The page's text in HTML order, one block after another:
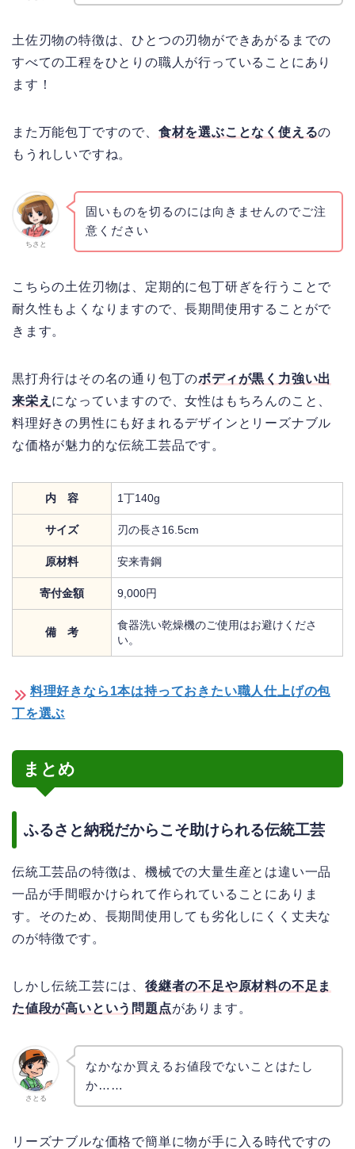
土佐刃物の特徴は、ひとつの刃物ができあがるまでの
すべての工程をひとりの職人が行っていることにあり
ます！
また万能包丁ですので、 食材を選ぶことなく使えるの
もうれしいですね。
ちさと
固いものを切るのには向きませんのでご注
意ください
こちらの土佐刃物は、定期的に包丁研ぎを行うことで
耐久性もよくなりますので、長期間使用することがで
きます。
黒打舟行はその名の通り包丁のボディが黒く力強い出
来栄え になっていますので、女性はもちろんのこと、
料理好きの男性にも好まれるデザインとリーズナブル
な価格が魅力的な伝統工芸品です。
内 容 1丁140g
サイズ 刃の長さ16.5cm
原材料 安来青鋼
寄付金額 9,000円
備 考
食器洗い乾燥機のご使用はお避けくださ
い。
料理好きなら1本は持っておきたい職人仕上げの包
丁を選ぶ
まとめ
ふるさと納税だからこそ助けられる伝統工芸
伝統工芸品の特徴は、機械での大量生産とは違い一品
一品が手間暇かけられて作られていることにありま
す。そのため、長期間使用しても劣化しにくく丈夫な
のが特徴です。
しかし伝統工芸には、 後継者の不足や原材料の不足ま
た値段が高いという問題点があります。
さとる
なかなか買えるお値段でないことはたし
か……
リーズナブルな価格で簡単に物が手に入る時代ですの